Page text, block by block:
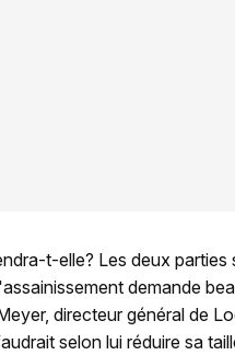
t-elle? Les deux
demande
directeur général de
selon lui réduire sa